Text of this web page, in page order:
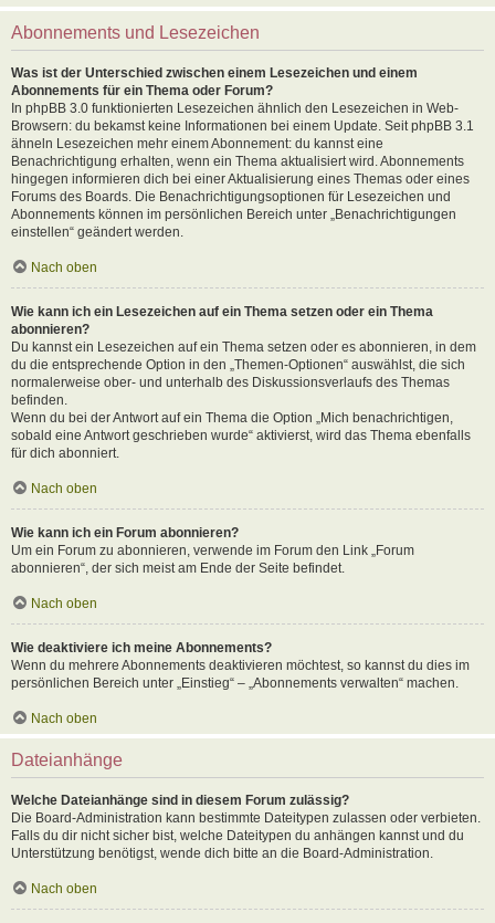
Abonnements und Lesezeichen
Was ist der Unterschied zwischen einem Lesezeichen und einem
Abonnements für ein Thema oder Forum?
In phpBB 3.0 funktionierten Lesezeichen ähnlich den Lesezeichen in Web-
Browsern: du bekamst keine Informationen bei einem Update. Seit phpBB 3.1
ähneln Lesezeichen mehr einem Abonnement: du kannst eine
Benachrichtigung erhalten, wenn ein Thema aktualisiert wird. Abonnements
hingegen informieren dich bei einer Aktualisierung eines Themas oder eines
Forums des Boards. Die Benachrichtigungsoptionen für Lesezeichen und
Abonnements können im persönlichen Bereich unter „Benachrichtigungen
einstellen“ geändert werden.
Nach oben
Wie kann ich ein Lesezeichen auf ein Thema setzen oder ein Thema
abonnieren?
Du kannst ein Lesezeichen auf ein Thema setzen oder es abonnieren, in dem
du die entsprechende Option in den „Themen-Optionen“ auswählst, die sich
normalerweise ober- und unterhalb des Diskussionsverlaufs des Themas
befinden.
Wenn du bei der Antwort auf ein Thema die Option „Mich benachrichtigen,
sobald eine Antwort geschrieben wurde“ aktivierst, wird das Thema ebenfalls
für dich abonniert.
Nach oben
Wie kann ich ein Forum abonnieren?
Um ein Forum zu abonnieren, verwende im Forum den Link „Forum
abonnieren“, der sich meist am Ende der Seite befindet.
Nach oben
Wie deaktiviere ich meine Abonnements?
Wenn du mehrere Abonnements deaktivieren möchtest, so kannst du dies im
persönlichen Bereich unter „Einstieg“ – „Abonnements verwalten“ machen.
Nach oben
Dateianhänge
Welche Dateianhänge sind in diesem Forum zulässig?
Die Board-Administration kann bestimmte Dateitypen zulassen oder verbieten.
Falls du dir nicht sicher bist, welche Dateitypen du anhängen kannst und du
Unterstützung benötigst, wende dich bitte an die Board-Administration.
Nach oben